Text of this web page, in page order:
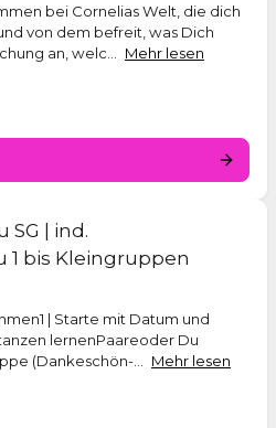
als
Massage
Solotanz | Hochzeiten
auf AuraChirurgie
- befreit
Herz
bei Cornelias Welt, die dich
von dem befreit, was Dich
an, welc...
Mehr lesen
SG | ind.
1 bis Kleingruppen
| Starte mit Datum und
lernenPaareoder Du
(Dankeschön-...
Mehr lesen